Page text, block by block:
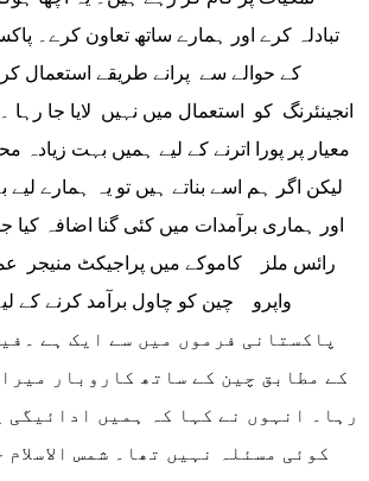
تبادلہ کرے اور ہمارے ساتھ تعاون کرے۔
کے حوالے سے پرانے طریقے استعمال کر
انجینئرنگ کو استعمال میں نہیں لایا جا
معیار پر پورا اترنے کے لیے ہمیں بہت زیادہ
لیکن اگر ہم اسے بناتے ہیں تو یہ ہمارے لیے
اور ہماری برآمدات میں کئی گنا اضافہ
رائس ملز کاموکے میں پراجیکٹ منیجر
پاکستانی فرموں میں سے ایک ہے
کے مطابق چین کے ساتھ کاروبار
رہا۔ انہوں نے کہا کہ ہمیں ادائیگی
کوئی مسئلہ نہیں تھا۔ شمس